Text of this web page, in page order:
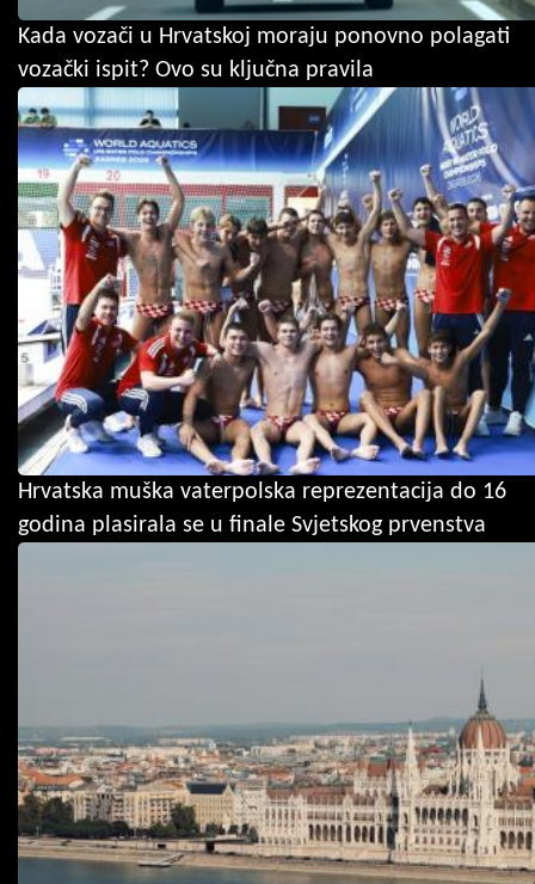
Kada vozači u Hrvatskoj moraju ponovno polagati
vozački ispit? Ovo su ključna pravila
Hrvatska muška vaterpolska reprezentacija do 16
godina plasirala se u finale Svjetskog prvenstva